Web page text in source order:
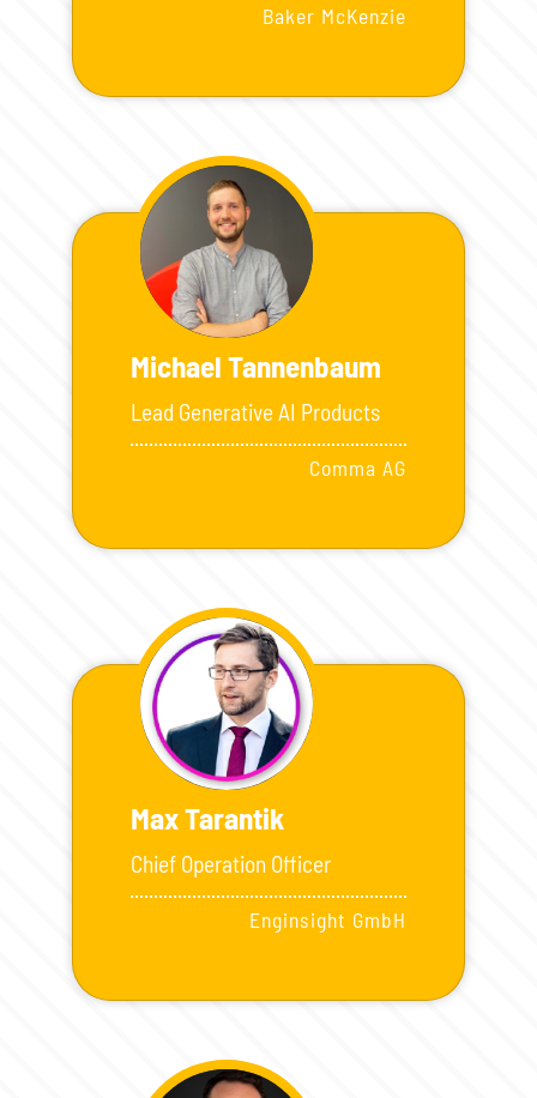
Baker McKenzie
Michael Tannenbaum
Lead Generative AI Products
Comma AG
Max Tarantik
Chief Operation Officer
Enginsight GmbH